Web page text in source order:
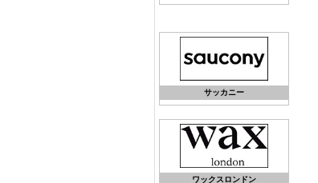
サッカニー
ワックスロンドン